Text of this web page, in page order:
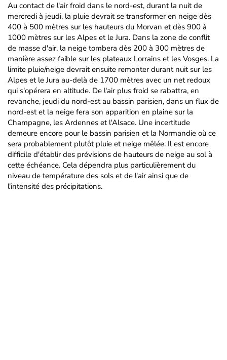
Au contact de l'air froid dans le nord-est, durant la nuit de
mercredi à jeudi, la pluie devrait se transformer en neige dès
400 à 500 mètres sur les hauteurs du Morvan et dès 900 à
1000 mètres sur les Alpes et le Jura. Dans la zone de conflit
de masse d'air, la neige tombera dès 200 à 300 mètres de
manière assez faible sur les plateaux Lorrains et les Vosges. La
limite pluie/neige devrait ensuite remonter durant nuit sur les
Alpes et le Jura au-delà de 1700 mètres avec un net redoux
qui s'opérera en altitude. De l'air plus froid se rabattra, en
revanche, jeudi du nord-est au bassin parisien, dans un flux de
nord-est et la neige fera son apparition en plaine sur la
Champagne, les Ardennes et l'Alsace. Une incertitude
demeure encore pour le bassin parisien et la Normandie où ce
sera probablement plutôt pluie et neige mêlée. Il est encore
difficile d'établir des prévisions de hauteurs de neige au sol à
cette échéance. Cela dépendra plus particulièrement du
niveau de température des sols et de l'air ainsi que de
l'intensité des précipitations.